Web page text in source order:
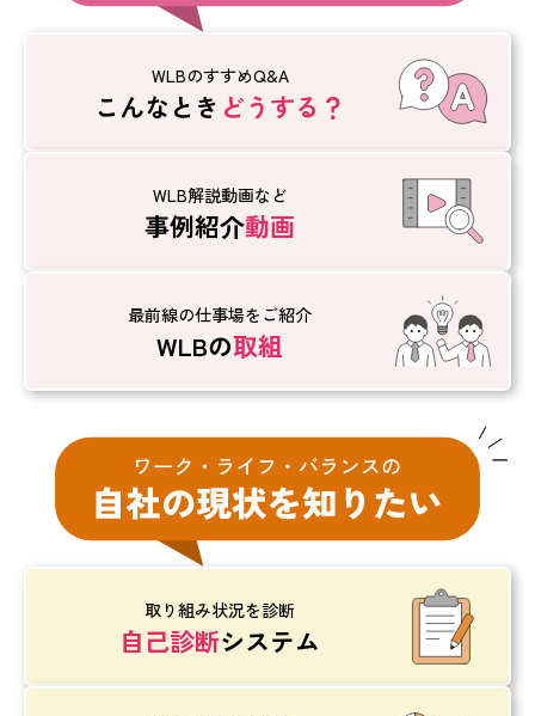
WLBのすすめQ&A
こんなとき どうする？
WLB解説動画など
事例紹介動画
最前線の仕事場をご紹介
WLBの取組
取り組み状況を診断
自己診断システム